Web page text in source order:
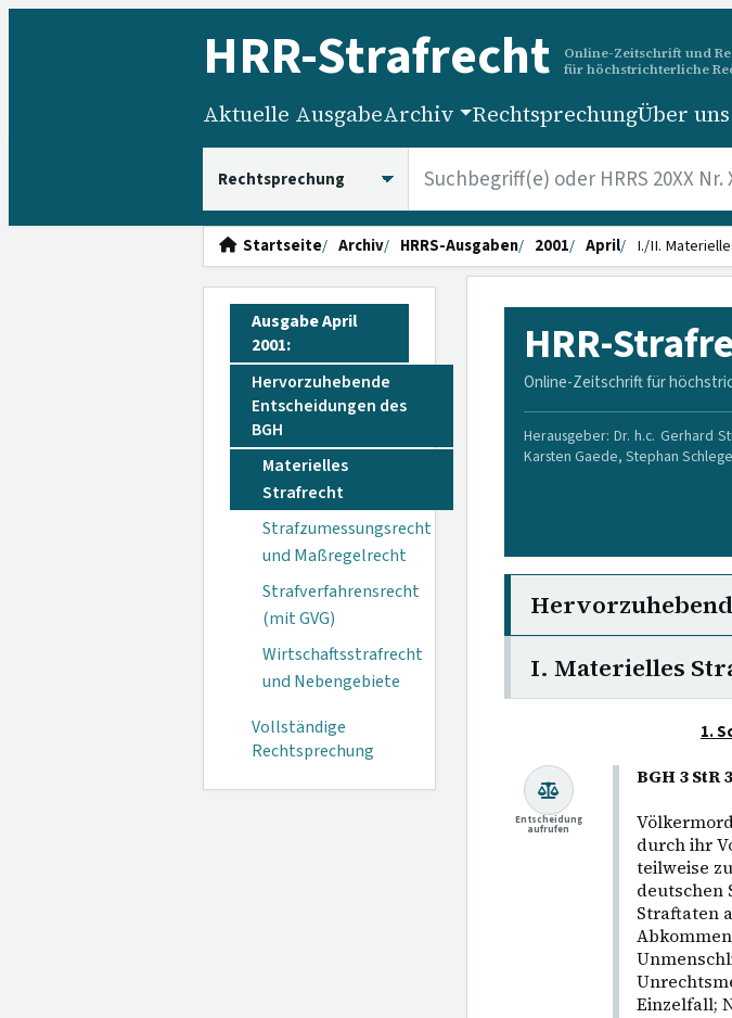
HRR-Strafrecht
Online-Zeitschrift und
für höchstrichterliche
Aktuelle AusgabeArchiv RechtsprechungÜber uns
Startseite Archiv HRRS-Ausgaben 2001 April I./II.
Ausgabe April
2001:
Hervorzuhebende
Entscheidungen des
BGH
Materielles
Strafrecht
Strafzumessungsrecht
und Maßregelrecht
Strafverfahrensrecht
(mit GVG)
Wirtschaftsstrafrecht
und Nebengebiete
Vollständige
Rechtsprechung
HRR-
Online-Zeitschrift für
Herausgeber: Dr. h.c. Gerhard
Karsten Gaede, Stephan
I. Materielles
1.
BGH 3
durch ihr
teilweise
deutschen
Straftaten
Einzelfall;
Entscheidung
aufrufen